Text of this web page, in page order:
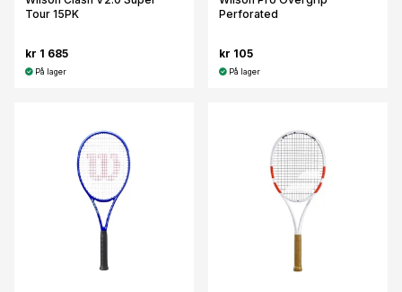
Tour 15PK
kr 1 685
På lager
Perforated
kr 105
På lager